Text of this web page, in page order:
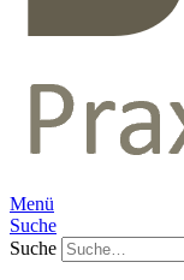
Menü
Suche
Suche